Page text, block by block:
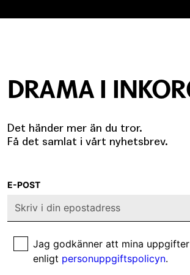
DRAMA I
Det händer mer än du tror.
Få det samlat i vårt nyhetsbrev.
E-POST
Jag godkänner att mina
enligt personuppgiftspolicyn.